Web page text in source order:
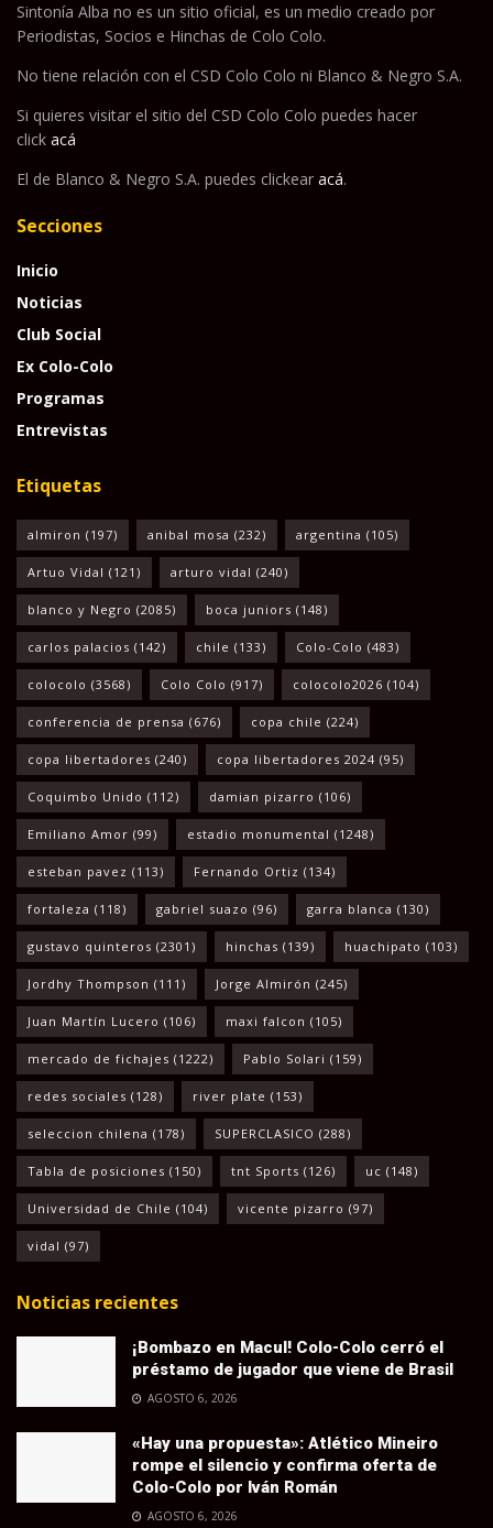
Sintonía Alba no es un sitio oficial, es un medio creado por
Periodistas, Socios e Hinchas de Colo Colo.
No tiene relación con el CSD Colo Colo ni Blanco & Negro S.A.
Si quieres visitar el sitio del CSD Colo Colo puedes hacer
click acá
El de Blanco & Negro S.A. puedes clickear acá.
Secciones
Inicio
Noticias
Club Social
Ex Colo-Colo
Programas
Entrevistas
Etiquetas
almiron (197) anibal mosa (232) argentina (105)
Artuo Vidal (121) arturo vidal (240)
blanco y Negro (2085) boca juniors (148)
carlos palacios (142) chile (133) Colo-Colo (483)
colocolo (3568) Colo Colo (917) colocolo2026 (104)
conferencia de prensa (676) copa chile (224)
copa libertadores (240) copa libertadores 2024 (95)
Coquimbo Unido (112) damian pizarro (106)
Emiliano Amor (99) estadio monumental (1248)
esteban pavez (113) Fernando Ortiz (134)
fortaleza (118) gabriel suazo (96) garra blanca (130)
gustavo quinteros (2301) hinchas (139) huachipato (103)
Jordhy Thompson (111) Jorge Almirón (245)
Juan Martín Lucero (106) maxi falcon (105)
mercado de fichajes (1222) Pablo Solari (159)
redes sociales (128) river plate (153)
seleccion chilena (178) SUPERCLASICO (288)
Tabla de posiciones (150) tnt Sports (126) uc (148)
Universidad de Chile (104) vicente pizarro (97)
vidal (97)
Noticias recientes
¡Bombazo en Macul! Colo-Colo cerró el
préstamo de jugador que viene de Brasil
AGOSTO 6, 2026
«Hay una propuesta»: Atlético Mineiro
rompe el silencio y confirma oferta de
Colo-Colo por Iván Román
AGOSTO 6, 2026